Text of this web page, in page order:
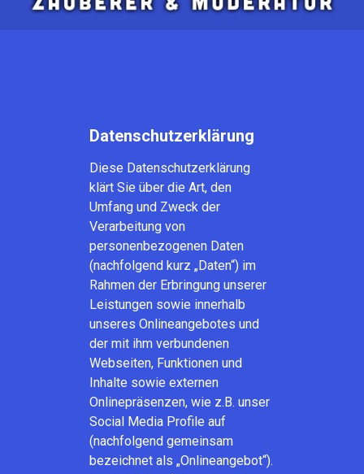
Datenschutzerklärung
Diese Datenschutzerklärung
klärt Sie über die Art, den
Umfang und Zweck der
Verarbeitung von
personenbezogenen Daten
(nachfolgend kurz „Daten“) im
Rahmen der Erbringung unserer
Leistungen sowie innerhalb
unseres Onlineangebotes und
der mit ihm verbundenen
Webseiten, Funktionen und
Inhalte sowie externen
Onlinepräsenzen, wie z.B. unser
Social Media Profile auf
(nachfolgend gemeinsam
bezeichnet als „Onlineangebot“).